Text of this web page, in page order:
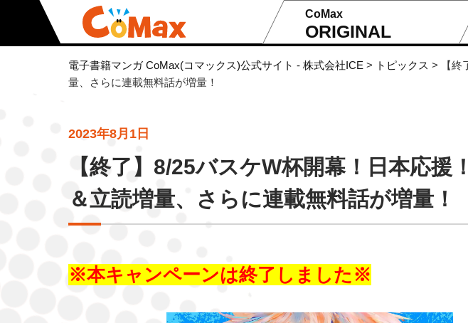
CoMax
ORIGINAL
電子書籍マンガ CoMax(コマックス)公式サイト - 株式会社ICE > トピックス >
【
量、さらに連載無料話が増量！
2023年8月1日
【終了】8/25バスケW杯開幕！日本応
＆立読増量、さらに連載無料話が増量！
※本キャンペーンは終了しました※